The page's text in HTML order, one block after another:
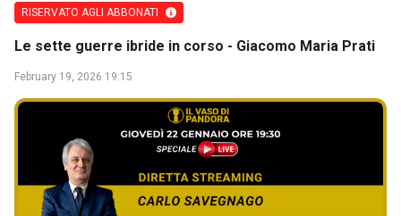
RISERVATO AGLI ABBONATI
Le sette guerre ibride in corso - Giacomo Maria Prati
February 19, 2026 19:15